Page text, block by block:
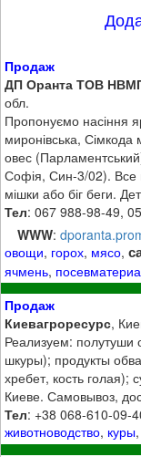
Продаж
ДП Оранта ТОВ
обл.
Пропонуємо насіння
миронівська, Сімкода
овес
Софія, Син-3/02). Все
мішки або біг беги.
Тел: 067 988-98-49,
WWW:
овощи, горох, мясо,
ячмень,
Продаж
Киевагроресурс,
Реализуем: полутуши
шкуры); продукты
хребет, кость голая);
Киеве. Самовывоз,
Тел: +38 068-610-09-
животноводство, куры,